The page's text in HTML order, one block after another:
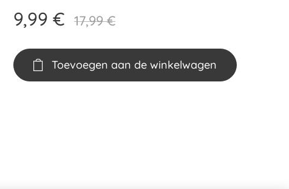
9,99 € 17,99€
Toevoegen aan de winkelwagen